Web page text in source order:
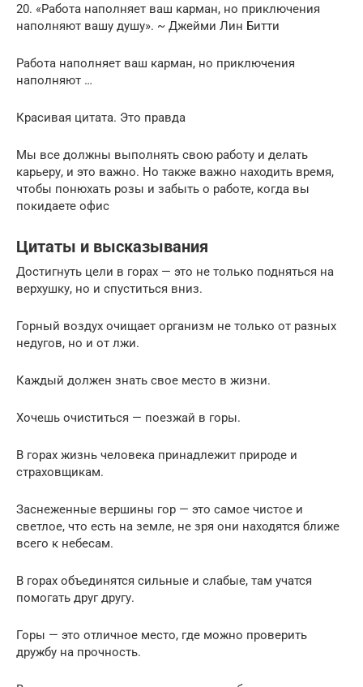
20. «Работа наполняет ваш карман, но приключения
наполняют вашу душу». ~ Джейми Лин Битти
Работа наполняет ваш карман, но приключения
наполняют …
Красивая цитата. Это правда
Мы все должны выполнять свою работу и делать
карьеру, и это важно. Но также важно находить время,
чтобы понюхать розы и забыть о работе, когда вы
покидаете офис
Цитаты и высказывания
Достигнуть цели в горах — это не только подняться на
верхушку, но и спуститься вниз.
Горный воздух очищает организм не только от разных
недугов, но и от лжи.
Каждый должен знать свое место в жизни.
Хочешь очиститься — поезжай в горы.
В горах жизнь человека принадлежит природе и
страховщикам.
Заснеженные вершины гор — это самое чистое и
светлое, что есть на земле, не зря они находятся ближе
всего к небесам.
В горах объединятся сильные и слабые, там учатся
помогать друг другу.
Горы — это отличное место, где можно проверить
дружбу на прочность.